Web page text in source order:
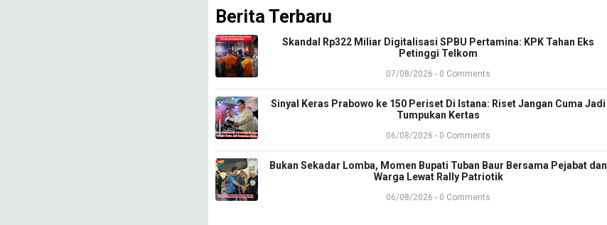
Berita Terbaru
​Skandal Rp322 Miliar Digitalisasi SPBU Pertamina: KPK Tahan Eks
Petinggi Telkom
07/08/2026 - 0 Comments
Sinyal Keras Prabowo ke 150 Periset Di Istana: Riset Jangan Cuma Jadi
Tumpukan Kertas
06/08/2026 - 0 Comments
Bukan Sekadar Lomba, Momen Bupati Tuban Baur Bersama Pejabat dan
Warga Lewat Rally Patriotik
06/08/2026 - 0 Comments